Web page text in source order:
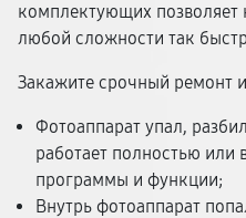
комплектующих позволяет
любой сложности так
Закажите срочный ремонт
Фотоаппарат упал,
работает полностью или
программы и функции;
Внутрь фотоаппарат